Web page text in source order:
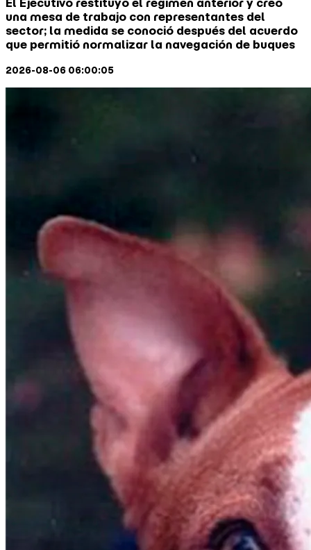
El Ejecutivo restituyó el régimen anterior y creó
una mesa de trabajo con representantes del
sector; la medida se conoció después del acuerdo
que permitió normalizar la navegación de buques
2026-08-06 06:00:05